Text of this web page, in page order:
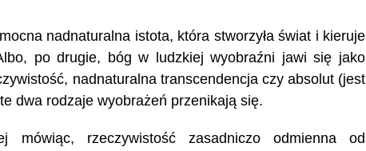
nadnaturalna istota, która stworzyła świat i kieruje
po drugie, bóg w ludzkiej wyobraźni jawi się jako
nadnaturalna transcendencja czy absolut (jest
dwa rodzaje wyobrażeń przenikają się.
mówiąc, rzeczywistość zasadniczo odmienna od